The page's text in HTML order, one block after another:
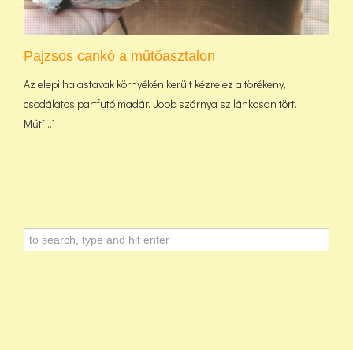
Pajzsos cankó a műtőasztalon
Az elepi halastavak környékén került kézre ez a törékeny,
csodálatos partfutó madár. Jobb szárnya szilánkosan tört.
Műt[...]